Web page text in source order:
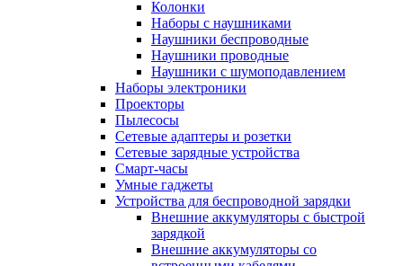
Колонки
Наборы с наушниками
Наушники беспроводные
Наушники проводные
Наушники с шумоподавлением
Наборы электроники
Проекторы
Пылесосы
Сетевые адаптеры и розетки
Сетевые зарядные устройства
Смарт-часы
Умные гаджеты
Устройства для беспроводной зарядки
Внешние аккумуляторы с быстрой
зарядкой
Внешние аккумуляторы со